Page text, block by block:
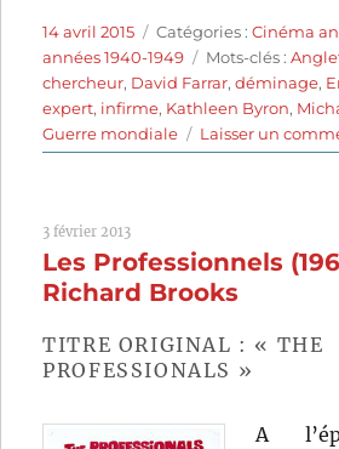
Publié
le
14 avril 2015 Catégories
Catégories :Cinéma
années 1940-1949
Étiquettes
Mots-clés :
chercheur, David Farrar,déminage,
expert, infirme, Kathleen Byron,
Guerre mondiale
Laisser un
3 février 2013
Les Professionnels
Richard Brooks
TITRE ORIGINAL : « THE
PROFESSIONALS »
A